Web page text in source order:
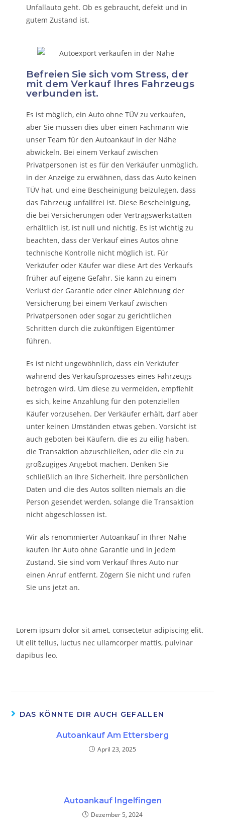
Unfallauto geht. Ob es gebraucht, defekt und in
gutem Zustand ist.
Befreien Sie sich vom Stress, der
mit dem Verkauf Ihres Fahrzeugs
verbunden ist.
Es ist möglich, ein Auto ohne TÜV zu verkaufen,
aber Sie müssen dies über einen Fachmann wie
unser Team für den Autoankauf in der Nähe
abwickeln. Bei einem Verkauf zwischen
Privatpersonen ist es für den Verkäufer unmöglich,
in der Anzeige zu erwähnen, dass das Auto keinen
TÜV hat, und eine Bescheinigung beizulegen, dass
das Fahrzeug unfallfrei ist. Diese Bescheinigung,
die bei Versicherungen oder Vertragswerkstätten
erhältlich ist, ist null und nichtig. Es ist wichtig zu
beachten, dass der Verkauf eines Autos ohne
technische Kontrolle nicht möglich ist. Für
Verkäufer oder Käufer war diese Art des Verkaufs
früher auf eigene Gefahr. Sie kann zu einem
Verlust der Garantie oder einer Ablehnung der
Versicherung bei einem Verkauf zwischen
Privatpersonen oder sogar zu gerichtlichen
Schritten durch die zukünftigen Eigentümer
führen.
Es ist nicht ungewöhnlich, dass ein Verkäufer
während des Verkaufsprozesses eines Fahrzeugs
betrogen wird. Um diese zu vermeiden, empfiehlt
es sich, keine Anzahlung für den potenziellen
Käufer vorzusehen. Der Verkäufer erhält, darf aber
unter keinen Umständen etwas geben. Vorsicht ist
auch geboten bei Käufern, die es zu eilig haben,
die Transaktion abzuschließen, oder die ein zu
großzügiges Angebot machen. Denken Sie
schließlich an Ihre Sicherheit. Ihre persönlichen
Daten und die des Autos sollten niemals an die
Person gesendet werden, solange die Transaktion
nicht abgeschlossen ist.
Wir als renommierter Autoankauf in Ihrer Nähe
kaufen Ihr Auto ohne Garantie und in jedem
Zustand. Sie sind vom Verkauf Ihres Auto nur
einen Anruf entfernt. Zögern Sie nicht und rufen
Sie uns jetzt an.
Lorem ipsum dolor sit amet, consectetur adipiscing elit.
Ut elit tellus, luctus nec ullamcorper mattis, pulvinar
dapibus leo.
DAS KÖNNTE DIR AUCH GEFALLEN
Autoankauf Am Ettersberg
April 23, 2025
Autoankauf Ingelfingen
Dezember 5, 2024